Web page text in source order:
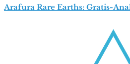
Arafura Rare Earths: Gratis-